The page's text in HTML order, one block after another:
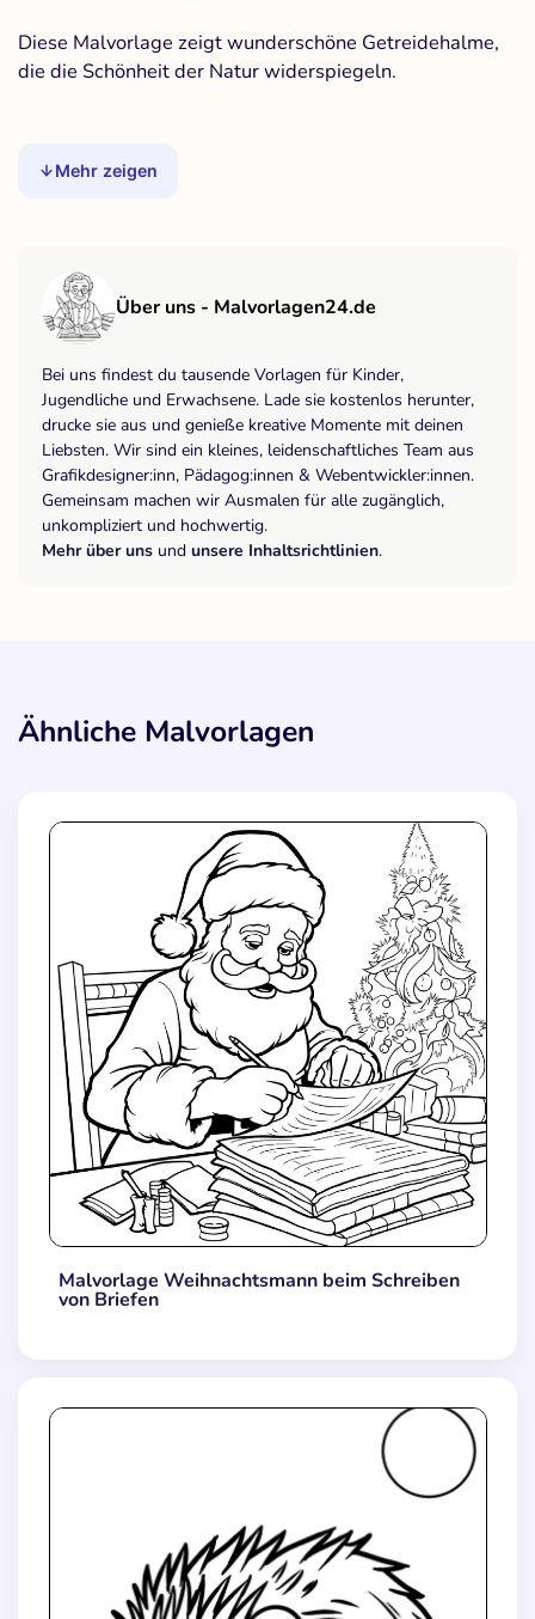
Diese Malvorlage zeigt wunderschöne Getreidehalme,
die die Schönheit der Natur widerspiegeln.
Mehr zeigen
Über uns - Malvorlagen24.de
Bei uns findest du tausende Vorlagen für Kinder,
Jugendliche und Erwachsene. Lade sie kostenlos herunter,
drucke sie aus und genieße kreative Momente mit deinen
Liebsten. Wir sind ein kleines, leidenschaftliches Team aus
Grafikdesigner:inn, Pädagog:innen & Webentwickler:innen.
Gemeinsam machen wir Ausmalen für alle zugänglich,
unkompliziert und hochwertig.
Mehr über uns und unsere Inhaltsrichtlinien.
Ähnliche Malvorlagen
Malvorlage Weihnachtsmann beim Schreiben
von Briefen